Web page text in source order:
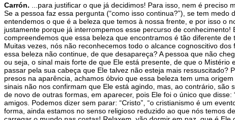
Carrón. ...para justificar o que já decidimos! Para isso, nem é preciso
Se a pessoa faz essa pergunta (“como isso continua?”), se tem
entendemos o que é a beleza que temos à nossa frente, e por isso o
justamente porque já interrompemos esse percurso de
compreendemos que essa beleza que encontramos é tão diferente
Muitas vezes, nós não reconhecemos todo o alcance cognoscitivo
essa beleza não continue, de que desapareça? A pessoa que não
ou seja, o sinal mais forte de que Ele está presente, de que o
passar pela sua cabeça que Ele talvez não esteja mais
presos na aparência, achamos óbvio que essa beleza tem uma
sinais não nos confirmam que Ele está agindo, mas, ao contrário,
de novo de outras formas, em aparecer, pois Ele foi o único que
amigos. Podemos dizer sem parar: “Cristo”, “o cristianismo é um
forma, ainda estamos no senso religioso reduzido ao que nós temos